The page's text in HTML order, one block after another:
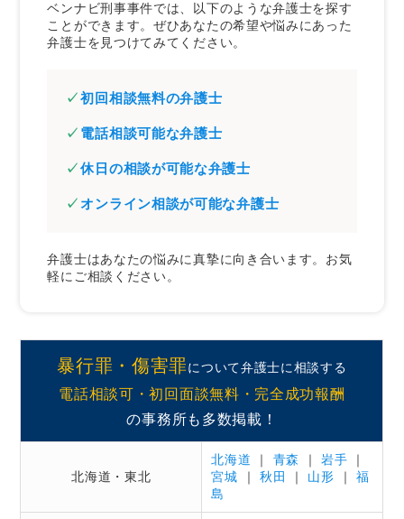
ベンナビ刑事事件では、以下のような弁護士を探す
ことができます。ぜひあなたの希望や悩みにあった
弁護士を見つけてみてください。
初回相談無料の弁護士
電話相談可能な弁護士
休日の相談が可能な弁護士
オンライン相談が可能な弁護士
弁護士はあなたの悩みに真摯に向き合います。お気
軽にご相談ください。
暴行罪・傷害罪について弁護士に相談する
電話相談可・初回面談無料・完全成功報酬
の事務所も多数掲載！
北海道・東北
北海道 ｜ 青森 ｜岩手 ｜
宮城 ｜ 秋田 ｜ 山形 ｜ 福
島